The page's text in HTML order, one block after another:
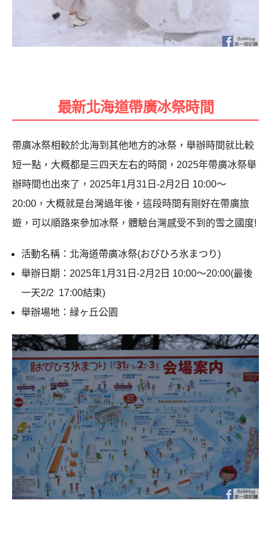
最新北海道帶廣冰祭時間
帶廣冰祭相較於北海到其他地方的冰祭，舉辦時間就比較
短一點，大概都是三四天左右的時間，2025年帶廣冰祭舉
辦時間也出來了，2025年1月31日-2月2日 10:00～
20:00，大概就是台灣過年後，這段時間有剛好在帶廣旅
遊，可以順路來參加冰祭，體驗台灣感受不到的雪之國度!
活動名稱：北海道帶廣冰祭(おびひろ氷まつり)
舉辦日期：2025年1月31日-2月2日 10:00～20:00(最後
一天2/2 17:00結束)
舉辦場地：緑ヶ丘公園